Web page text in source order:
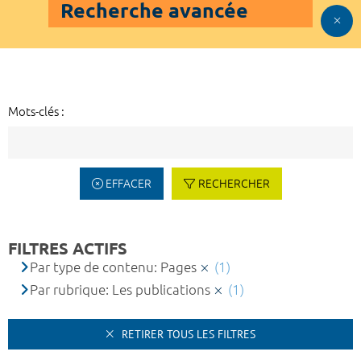
Recherche avancée
Mots-clés :
EFFACER RECHERCHER
FILTRES ACTIFS
Par type de contenu: Pages
(1)
Par rubrique: Les publications
(1)
RETIRER TOUS LES FILTRES